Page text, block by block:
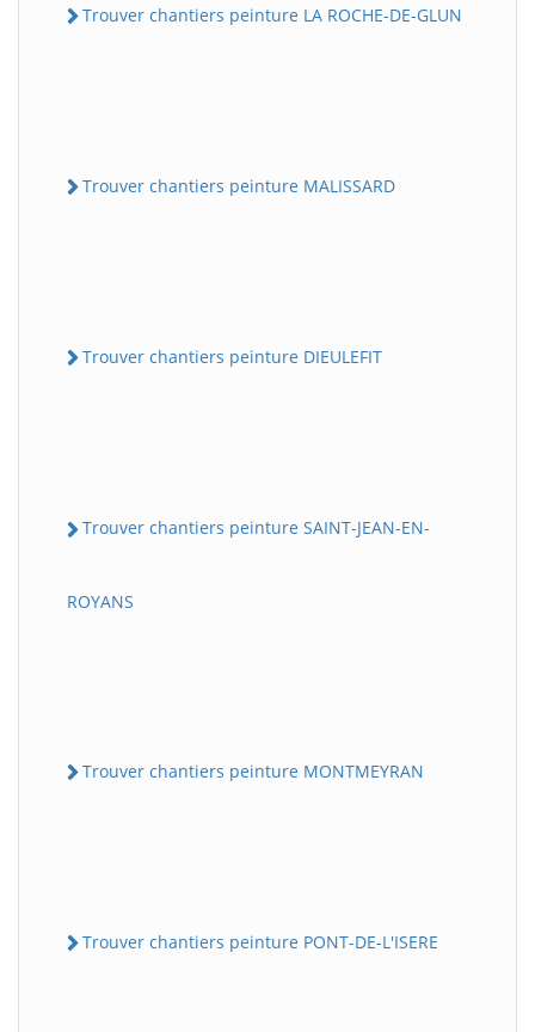
Trouver chantiers peinture LA ROCHE-DE-GLUN
Trouver chantiers peinture MALISSARD
Trouver chantiers peinture DIEULEFIT
Trouver chantiers peinture SAINT-JEAN-EN-
ROYANS
Trouver chantiers peinture MONTMEYRAN
Trouver chantiers peinture PONT-DE-L'ISERE